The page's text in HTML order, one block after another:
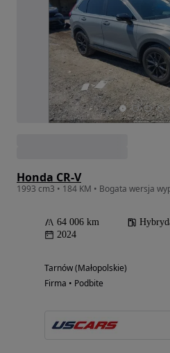
Honda CR-V
64 006 km
2024
Tarnów (Małopolskie)
Firma • Podbite